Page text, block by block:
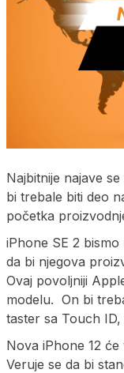
Najbitnije najave
bi trebale biti deo
početka
iPhone SE 2
da bi njegova
Ovaj povoljniji
modelu. On bi
taster sa Touch
Nova iPhone 12 će
Veruje se da bi